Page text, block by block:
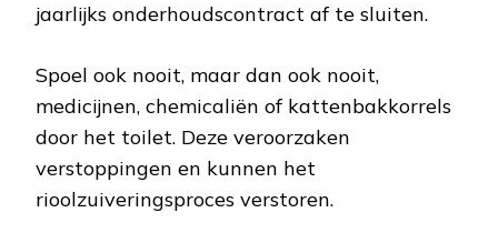
jaarlijks onderhoudscontract af te sluiten.
Spoel ook nooit, maar dan ook nooit,
medicijnen, chemicaliën of kattenbakkorrels
door het toilet. Deze veroorzaken
verstoppingen en kunnen het
rioolzuiveringsproces verstoren.